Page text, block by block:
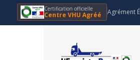
Certification officielle
Centre VHU Agréé Agrément